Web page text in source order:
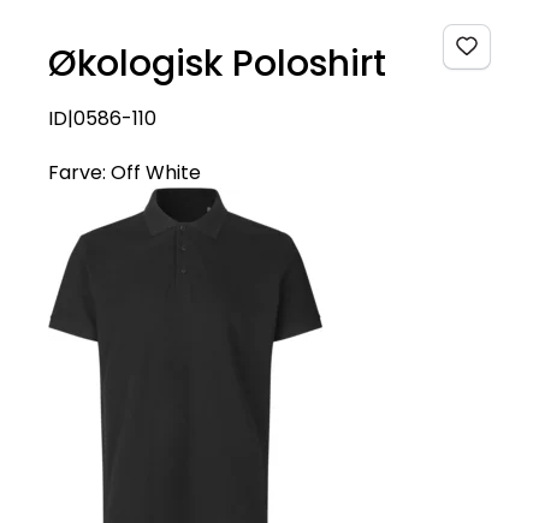
Økologisk Poloshirt
ID|0586-110
Farve: Off White